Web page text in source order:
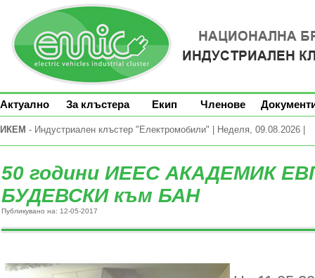
Актуално За клъстера Екип Членове
ИКЕМ - Индустриален клъстер "Електромобили" | Неделя, 09.08.2026 |
50 години ИЕЕС АКАДЕМИК
БУДЕВСКИ към БАН
Публикувано на: 12-05-2017